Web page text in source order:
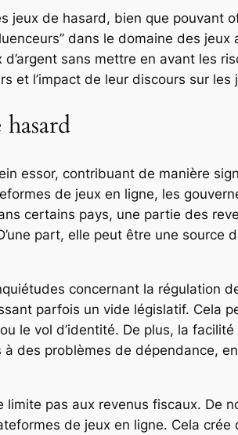
jeux de hasard, bien que pouvant
dans le domaine des
sans mettre en avant les
et l’impact de leur discours sur les
essor, contribuant de manière
de jeux en ligne, les
certains pays, une partie des
part, elle peut être une source
concernant la régulation
parfois un vide législatif. Cela
le vol d’identité. De plus, la
des problèmes de dépendance,
limite pas aux revenus fiscaux. De
de jeux en ligne. Cela